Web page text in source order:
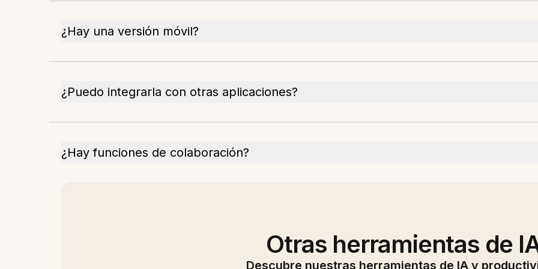
¿Hay una versión móvil?
¿Puedo integrarla con otras aplicaciones?
¿Hay funciones de colaboración?
Otras herramientas de
Descubre nuestras herramientas de IA y